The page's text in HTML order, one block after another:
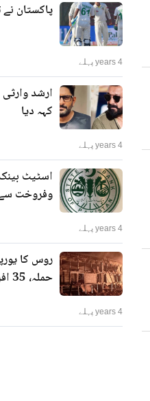
پاکستان
4 years پہلے
ارشد وارثی
کہہ دیا
4 years پہلے
اسٹیٹ
وفروخت سے
4 years پہلے
روس کا
حملہ، 35 افراد ہلاک
4 years پہلے